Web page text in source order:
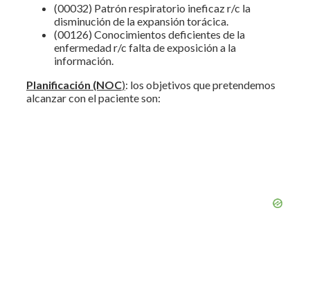
(00032) Patrón respiratorio ineficaz r/c la
disminución de la expansión torácica.
(00126) Conocimientos deficientes de la
enfermedad r/c falta de exposición a la
información.
Planificación (NOC): los objetivos que pretendemos
alcanzar con el paciente son: